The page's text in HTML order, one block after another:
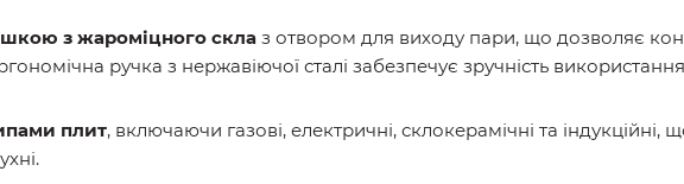
з жароміцного скла з отвором для виходу пари, що дозволяє
ручка з нержавіючої сталі забезпечує зручність
плит, включаючи газові, електричні, склокерамічні та індукційні,